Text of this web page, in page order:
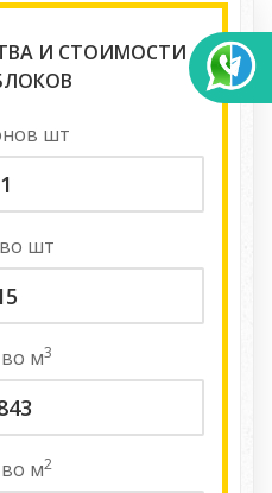
И СТОИМОСТИ
шт
шт
м3
м2